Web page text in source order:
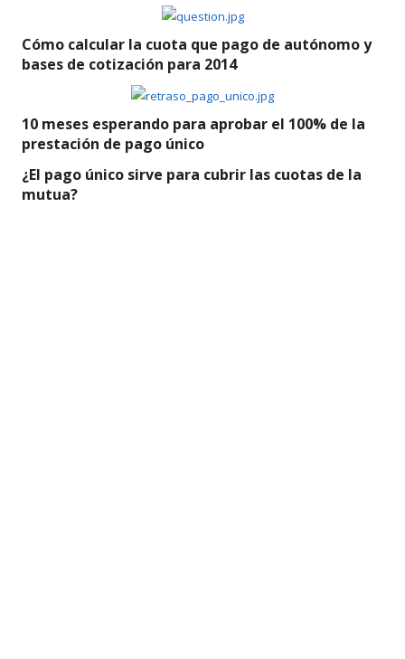
Cómo calcular la cuota que pago de autónomo y
bases de cotización para 2014
10 meses esperando para aprobar el 100% de la
prestación de pago único
¿El pago único sirve para cubrir las cuotas de la
mutua?